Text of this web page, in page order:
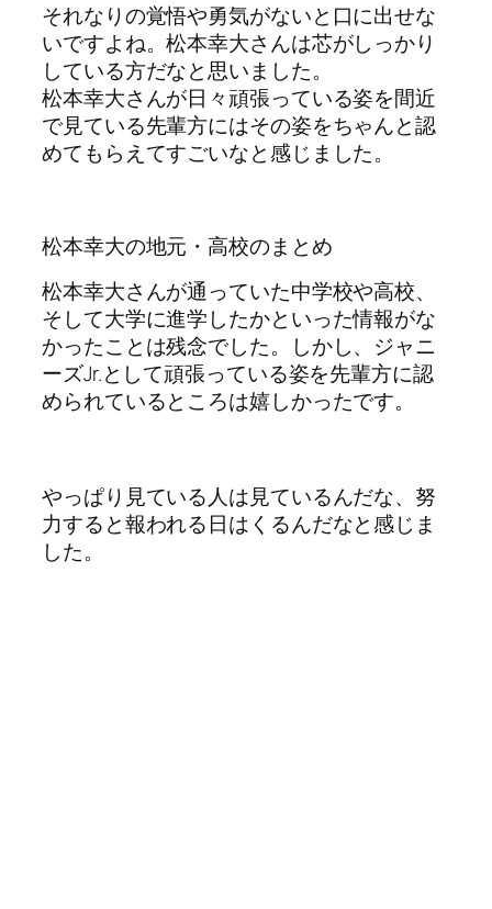
それなりの覚悟や勇気がないと口に出せな
いですよね。松本幸大さんは芯がしっかり
している方だなと思いました。
松本幸大さんが日々頑張っている姿を間近
で見ている先輩方にはその姿をちゃんと認
めてもらえてすごいなと感じました。
松本幸大の地元・高校のまとめ
松本幸大さんが通っていた中学校や高校、
そして大学に進学したかといった情報がな
かったことは残念でした。しかし、ジャニ
ーズJr.として頑張っている姿を先輩方に認
められているところは嬉しかったです。
やっぱり見ている人は見ているんだな、努
力すると報われる日はくるんだなと感じま
した。